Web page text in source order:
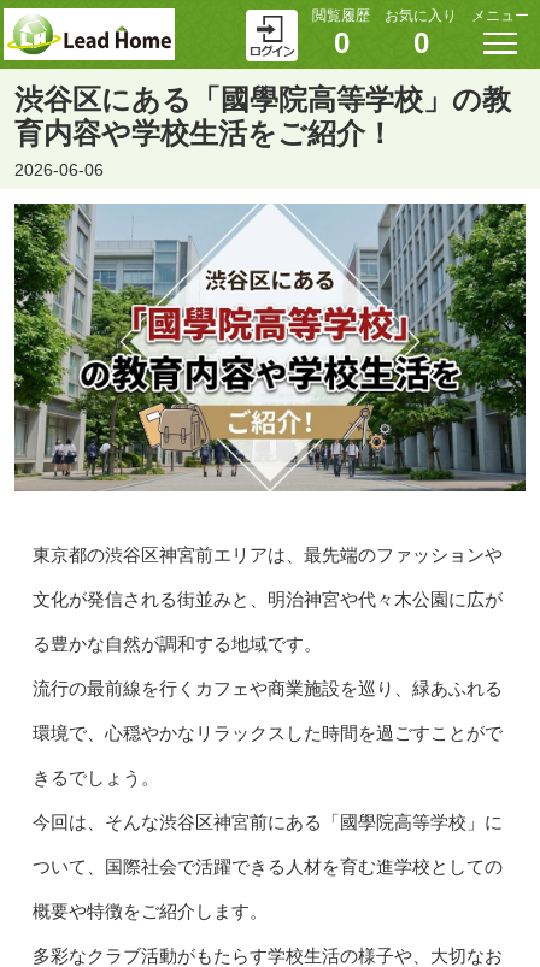
閲覧履歴
0
お気に入り
0
メニュー
渋谷区にある「國學院高等学校」の教
育内容や学校生活をご紹介！
2026-06-06
東京都の渋谷区神宮前エリアは、最先端のファッションや
文化が発信される街並みと、明治神宮や代々木公園に広が
る豊かな自然が調和する地域です。
流行の最前線を行くカフェや商業施設を巡り、緑あふれる
環境で、心穏やかなリラックスした時間を過ごすことがで
きるでしょう。
今回は、そんな渋谷区神宮前にある「國學院高等学校」に
ついて、国際社会で活躍できる人材を育む進学校としての
概要や特徴をご紹介します。
多彩なクラブ活動がもたらす学校生活の様子や、大切なお